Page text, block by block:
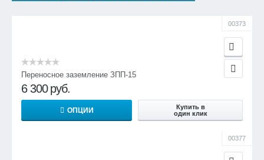
00373
Переносное заземление ЗПП-15
6 300 руб.
ОПЦИИ
Купить в
один клик
00377